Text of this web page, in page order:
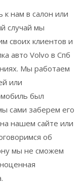
нам в салон или
случай мы
своих клиентов и
авто Volvo в Спб
Мы работаем
или
был
сами заберем его
нашем сайте или
об
мы не сможем